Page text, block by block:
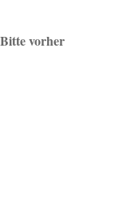
vorher